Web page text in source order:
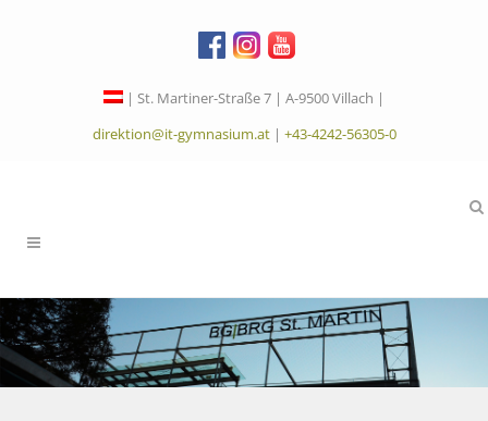
| St. Martiner-Straße 7 | A-9500 Villach |
direktion@it-gymnasium.at| +43-4242-56305-0